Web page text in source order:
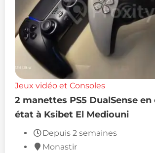
Jeux vidéo et Consoles
2 manettes PS5 DualSense
état à Ksibet El Mediouni
Depuis 2 semaines
Monastir